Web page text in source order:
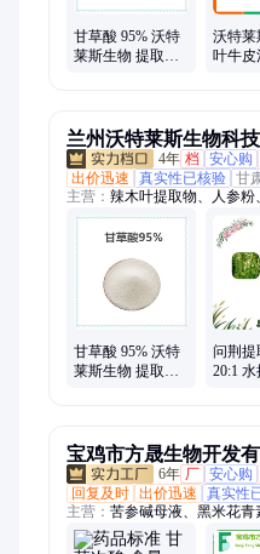
甘草酸 95% 沃特
莱斯生物 提取物
沃特莱
叶牛皮
兰州沃特莱斯生物科
4年 档 安心购
出价迅速
真实性已核验 甘
主营： 辣木叶提取物、人参粉
藜麦肽、蓝莓粉、白芸豆提
肽、当归提取物、雪莲培养
提取物、肉苁蓉提取物、覆
物、可水溶萃取粉、半边苏
浸膏粉、淫羊藿双甙10%
甘草酸 95% 沃特
莱斯生物 提取物
问荆提
20:1
宝鸡市方晟生物开发
6年 厂 安心购
回复及时 出价迅速 真实性
主营： 苦参碱母液、黑米花
酸、苦参提取物、枸杞提取